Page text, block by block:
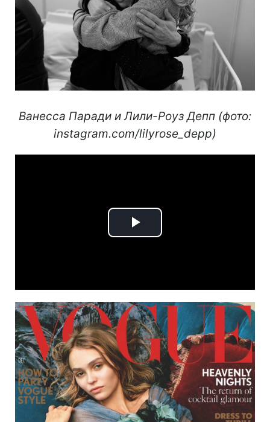
Ванесса Паради и Лили-Роуз Депп (фото:
instagram.com/lilyrose_depp)
Play